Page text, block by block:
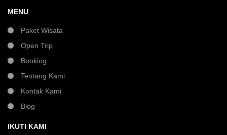
MENU
Paket Wisata
Open Trip
Booking
Tentang Kami
Kontak Kami
Blog
IKUTI KAMI